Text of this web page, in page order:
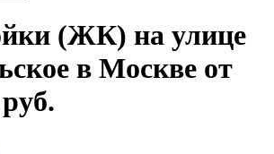
(ЖК) на улице
в Москве от